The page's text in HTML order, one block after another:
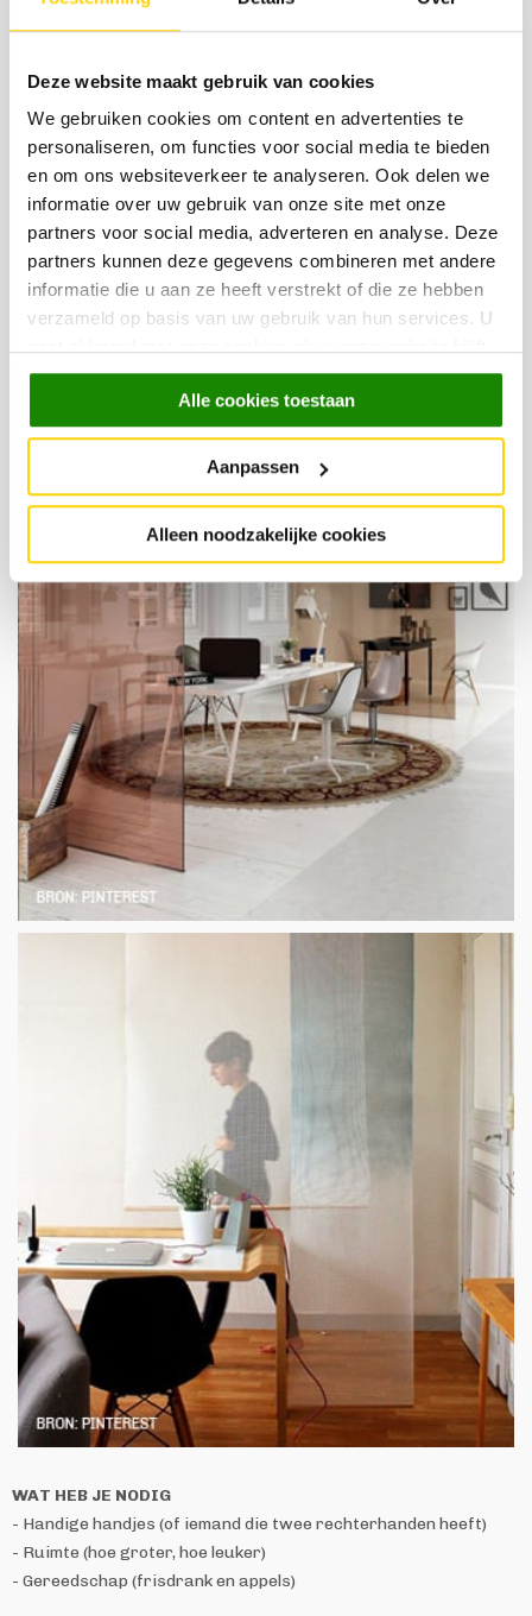
Deze website maakt gebruik van cookies
We gebruiken cookies om content en advertenties te
personaliseren, om functies voor social media te bieden
en om ons websiteverkeer te analyseren. Ook delen we
informatie over uw gebruik van onze site met onze
partners voor social media, adverteren en analyse. Deze
partners kunnen deze gegevens combineren met andere
informatie die u aan ze heeft verstrekt of die ze hebben
verzameld op basis van uw gebruik van hun services. U
gebruiken.
Alle cookies toestaan
Aanpassen
Alleen noodzakelijke cookies
EN VOOR OP JE WERK
WAT HEB JE NODIG
- Handige handjes (of iemand die twee rechterhanden heeft)
- Ruimte (hoe groter, hoe leuker)
- Gereedschap (frisdrank en appels)